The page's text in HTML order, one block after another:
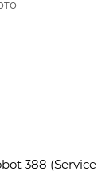
388 (Service